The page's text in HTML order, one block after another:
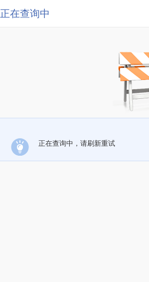
正在查询中
正在查询中，请刷新重试